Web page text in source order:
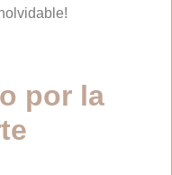
por la